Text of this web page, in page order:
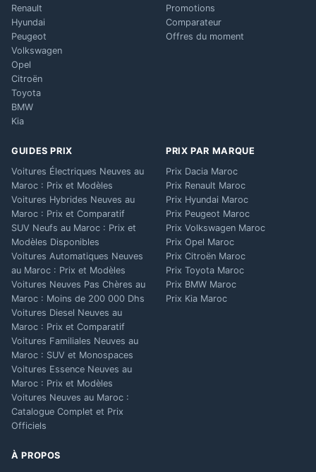
Renault
Hyundai
Peugeot
Volkswagen
Opel
Citroën
Toyota
BMW
Kia
Promotions
Comparateur
Offres du moment
GUIDES PRIX
Voitures Électriques Neuves au
Maroc : Prix et Modèles
Voitures Hybrides Neuves au
Maroc : Prix et Comparatif
SUV Neufs au Maroc : Prix et
Modèles Disponibles
Voitures Automatiques Neuves
au Maroc : Prix et Modèles
Voitures Neuves Pas Chères au
Maroc : Moins de 200 000 Dhs
Voitures Diesel Neuves au
Maroc : Prix et Comparatif
Voitures Familiales Neuves au
Maroc : SUV et Monospaces
Voitures Essence Neuves au
Maroc : Prix et Modèles
Voitures Neuves au Maroc :
Catalogue Complet et Prix
Officiels
PRIX PAR MARQUE
Prix Dacia Maroc
Prix Renault Maroc
Prix Hyundai Maroc
Prix Peugeot Maroc
Prix Volkswagen Maroc
Prix Opel Maroc
Prix Citroën Maroc
Prix Toyota Maroc
Prix BMW Maroc
Prix Kia Maroc
À PROPOS